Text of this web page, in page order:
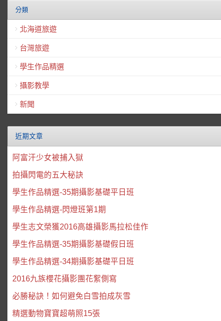
分類
北海道旅遊
台灣旅遊
學生作品精選
攝影教學
新聞
近期文章
阿富汗少女被捕入獄
拍攝閃電的五大秘訣
學生作品精選-35期攝影基礎平日班
學生作品精選-閃燈班第1期
學生志文榮獲2016高雄攝影馬拉松佳作
學生作品精選-35期攝影基礎假日班
學生作品精選-34期攝影基礎平日班
2016九族櫻花攝影團花絮側寫
必勝秘訣！如何避免白雪拍成灰雪
精選動物寶寶超萌照15張